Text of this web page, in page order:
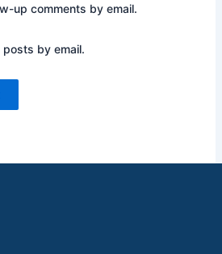
up comments by email.
by email.